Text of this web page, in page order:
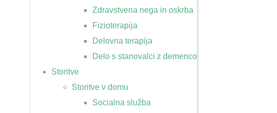
Zdravstvena nega in oskrba
Fizioterapija
Delovna terapija
Delo s stanovalci z demenco
Storitve
Storitve v domu
Socialna služba